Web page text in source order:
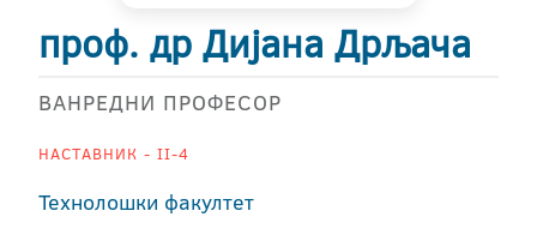
проф. др Дијана Дрљача
ВАНРЕДНИ ПРОФЕСОР
НАСТАВНИК - II-4
Технолошки факултет